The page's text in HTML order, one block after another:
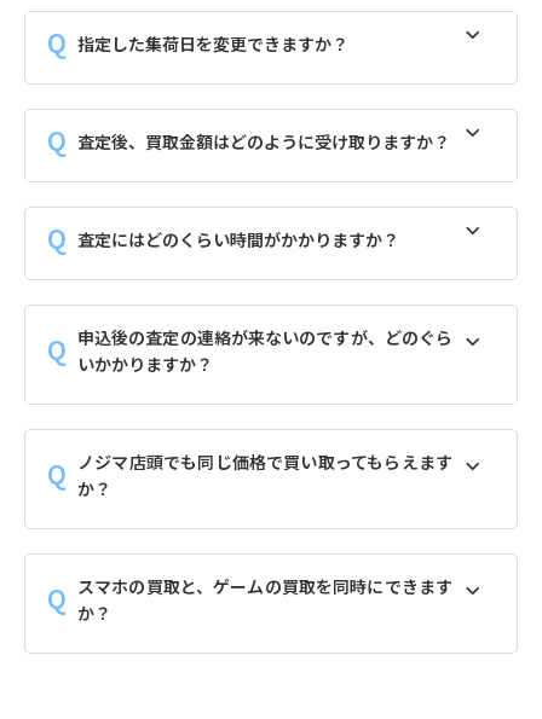
指定した集荷日を変更できますか？
査定後、買取金額はどのように受け取りますか？
査定にはどのくらい時間がかかりますか？
申込後の査定の連絡が来ないのですが、どのぐら
いかかりますか？
ノジマ店頭でも同じ価格で買い取ってもらえます
か？
スマホの買取と、ゲームの買取を同時にできます
か？